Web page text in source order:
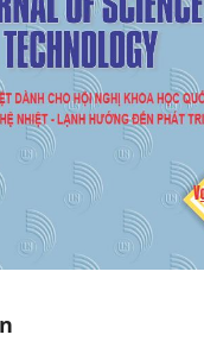
"Experiments on
Expériences menées
d'accumulation d'eau
International
, 22(3), 1999, 216-234.
A., Krepper, E. & Prasser,
and numerical
phase natural
Heat and Mass Transfer,
Yousef H., Pedro R.
thermal energy storage",
Heat and Mass Transfer